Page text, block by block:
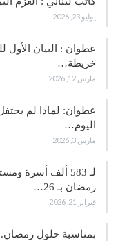
يوليو 23, 2026
عطوان : البيان الأول
خريطة…
مارس 12, 2026
عطوان: لماذا لم
اليوم…
مارس 3, 2026
لـ 583 ألف
رمضان بـ 26…
فبراير 21, 2026
بمناسبة حلول رمضان..